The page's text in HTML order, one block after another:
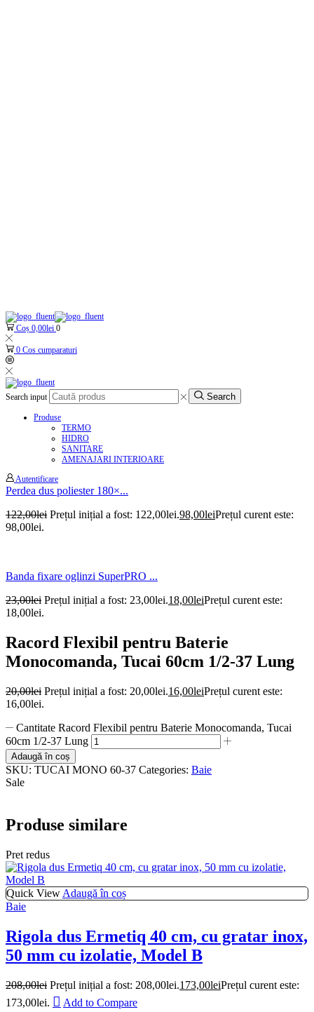
Coș 0,00lei 0
0 Cos cumparaturi
Search input Search
Produse
TERMO
HIDRO
SANITARE
AMENAJARI INTERIOARE
Autentificare
Perdea dus poliester 180×...
122,00lei Prețul inițial a fost: 122,00lei.98,00leiPrețul curent este:
98,00lei.
Banda fixare oglinzi SuperPRO ...
23,00lei Prețul inițial a fost: 23,00lei.18,00leiPrețul curent este:
18,00lei.
Racord Flexibil pentru Baterie
Monocomanda, Tucai 60cm 1/2-37 Lung
20,00lei Prețul inițial a fost: 20,00lei.16,00leiPrețul curent este:
16,00lei.
Cantitate Racord Flexibil pentru Baterie Monocomanda, Tucai
60cm 1/2-37 Lung
Adaugă în coș
SKU: TUCAI MONO 60-37 Categories: Baie
Sale
Produse similare
Pret redus
Quick View Adaugă în coș
Baie
Rigola dus Ermetiq 40 cm, cu gratar inox,
50 mm cu izolatie, Model B
208,00lei Prețul inițial a fost: 208,00lei.173,00leiPrețul curent este:
173,00lei.
Add to Compare